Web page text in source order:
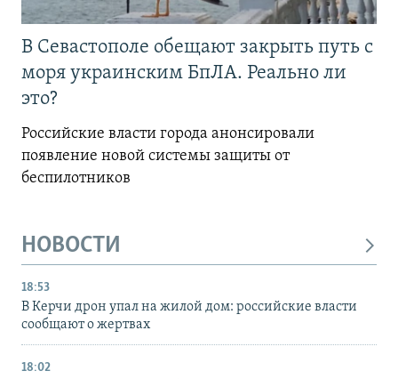
В Севастополе обещают закрыть путь с
моря украинским БпЛА. Реально ли
это?
Российские власти города анонсировали
появление новой системы защиты от
беспилотников
НОВОСТИ
18:53
В Керчи дрон упал на жилой дом: российские власти
сообщают о жертвах
18:02